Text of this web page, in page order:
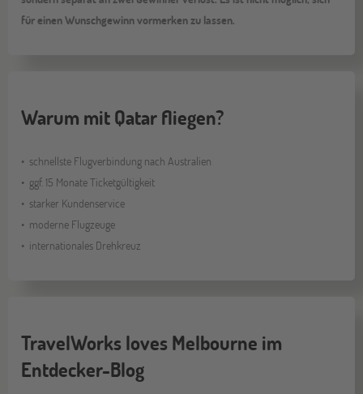
für einen Wunschgewinn vormerken zu lassen.
Warum mit Qatar fliegen?
schnellste Flugverbindung nach Australien
ggf. 15 Monate Ticketgültigkeit
starker Kundenservice
moderne Flugzeuge
internationales Drehkreuz
TravelWorks loves Melbourne im
Entdecker-Blog